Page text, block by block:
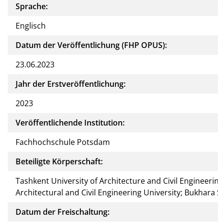
Sprache:
Englisch
Datum der Veröffentlichung (FHP OPUS):
23.06.2023
Jahr der Erstveröffentlichung:
2023
Veröffentlichende Institution:
Fachhochschule Potsdam
Beteiligte Körperschaft:
Tashkent University of Architecture and Civil
Architectural and Civil Engineering University;
Datum der Freischaltung: